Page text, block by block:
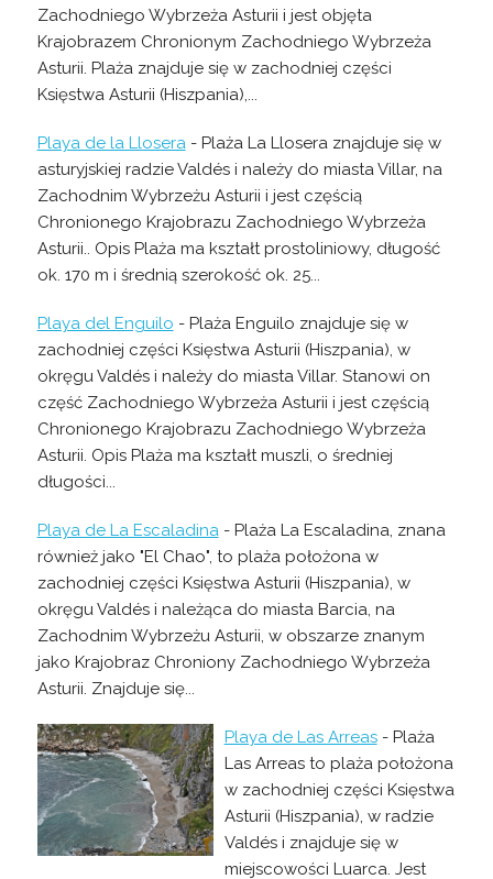
Zachodniego Wybrzeża Asturii i jest objęta
Krajobrazem Chronionym Zachodniego Wybrzeża
Asturii. Plaża znajduje się w zachodniej części
Księstwa Asturii (Hiszpania),...
Playa de la Llosera- Plaża La Llosera znajduje się w
asturyjskiej radzie Valdés i należy do miasta Villar, na
Zachodnim Wybrzeżu Asturii i jest częścią
Chronionego Krajobrazu Zachodniego Wybrzeża
Asturii.. Opis Plaża ma kształt prostoliniowy, długość
ok. 170 m i średnią szerokość ok. 25...
Playa del Enguilo - Plaża Enguilo znajduje się w
zachodniej części Księstwa Asturii (Hiszpania), w
okręgu Valdés i należy do miasta Villar. Stanowi on
część Zachodniego Wybrzeża Asturii i jest częścią
Chronionego Krajobrazu Zachodniego Wybrzeża
Asturii. Opis Plaża ma kształt muszli, o średniej
długości...
Playa de La Escaladina- Plaża La Escaladina, znana
również jako "El Chao", to plaża położona w
zachodniej części Księstwa Asturii (Hiszpania), w
okręgu Valdés i należąca do miasta Barcia, na
Zachodnim Wybrzeżu Asturii, w obszarze znanym
jako Krajobraz Chroniony Zachodniego Wybrzeża
Asturii. Znajduje się...
Playa de Las Arreas- Plaża
Las Arreas to plaża położona
w zachodniej części Księstwa
Asturii (Hiszpania), w radzie
Valdés i znajduje się w
miejscowości Luarca. Jest